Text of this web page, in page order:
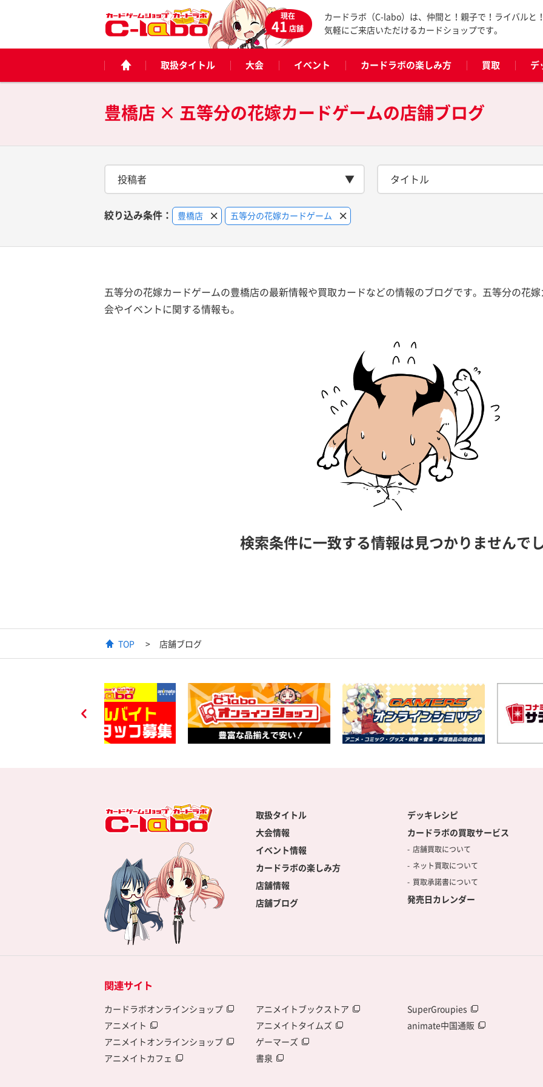
現在
41店舗
カードラボ（C-labo）は、仲間と！親子で！ライバルと
気軽にご来店いただけるカードショップです。
取扱タイトル 大会 イベント カードラボの楽しみ方 買取 デ
豊橋店 × 五等分の花嫁カードゲームの店舗ブログ
投稿者 タイトル
絞り込み条件： 豊橋店 五等分の花嫁カードゲーム
五等分の花嫁カードゲームの豊橋店の最新情報や買取カードなどの情報のブログです。五等分の花
会やイベントに関する情報も。
検索条件に一致する情報は見つかりませんで
TOP 店舗ブログ
取扱タイトル
大会情報
イベント情報
カードラボの楽しみ方
店舗情報
店舗ブログ
デッキレシピ
カードラボの買取サービス
店舗買取について
ネット買取について
買取承諾書について
発売日カレンダー
関連サイト
カードラボオンラインショップ
アニメイト
アニメイトオンラインショップ
アニメイトカフェ
アニメイトブックストア
アニメイトタイムズ
ゲーマーズ
書泉
SuperGroupies
animate中国通販